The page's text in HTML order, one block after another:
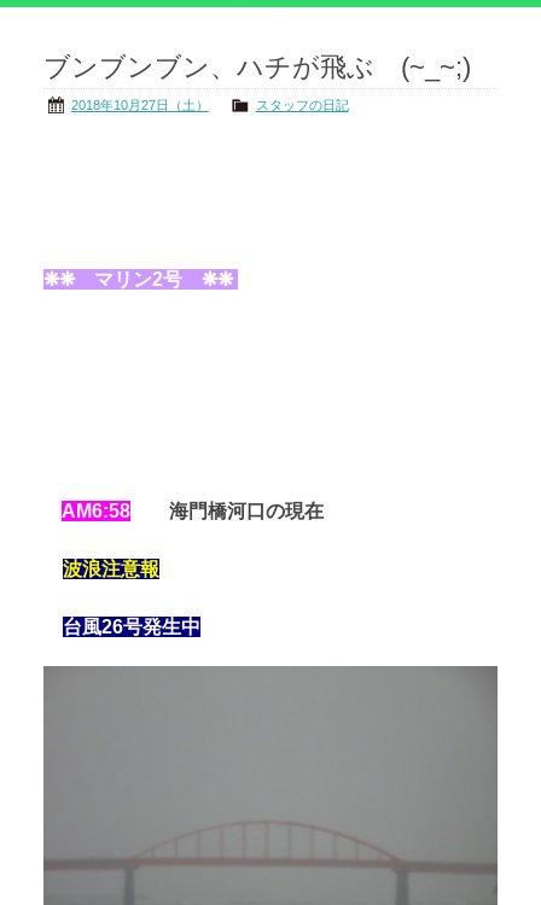
茨城の海 公式ブログ
ブンブンブン、ハチが飛ぶ (~_~;)
2018年10月27日（土） スタッフの日記
❋❋ マリン2号 ❋❋
AM6:58海門橋河口の現在
波浪注意報
台風26号発生中